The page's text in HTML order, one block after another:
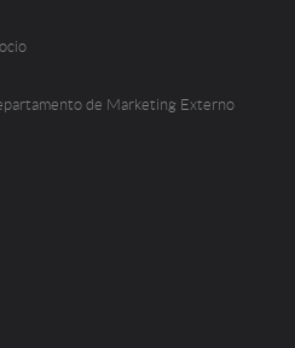
de Marketing Externo